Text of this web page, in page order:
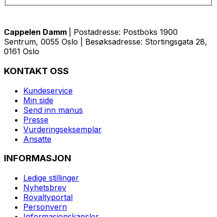
Cappelen Damm
| Postadresse: Postboks 1900
Sentrum, 0055 Oslo | Besøksadresse: Stortingsgata 28,
0161 Oslo
KONTAKT OSS
Kundeservice
Min side
Send inn manus
Presse
Vurderingseksemplar
Ansatte
INFORMASJON
Ledige stillinger
Nyhetsbrev
Royaltyportal
Personvern